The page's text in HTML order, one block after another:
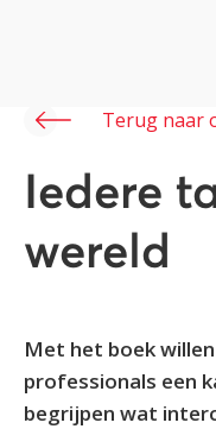
Terug naar
Iedere
wereld
Met het boek
professionals een
begrijpen wat